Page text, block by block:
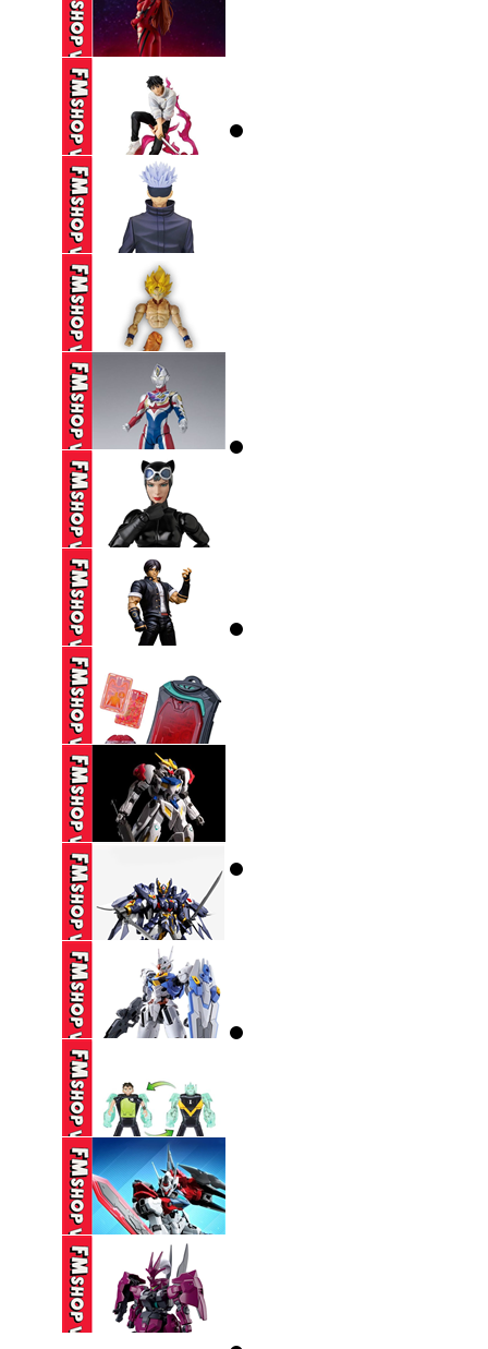
(NOBOX) POP UP
PARADE ...
590,000 VND
(NOBOX) SEGA SPM
EVANGELION ...
250,000 VND
(2ND) ICHIBAN KUJI
JUJUTSU ...
650,000 VND
(2ND) BANPRESTO
JUJUTSU KAISEN ...
390,000 VND
(THIẾU HÔNG+CHÂN,
THIẾU CHỐT ...
250,000 VND
(2ND,TRẦY) SHF
ULTRAMAN DECKER
...
(2ND) MAFEX 123
CATWOMAN HUSH ...
1,650,000 VND
(CÓ TT) STORM
COLLECTIBLES TKOF
...
650,000 VND
DX ZEZTZ LICENSE
350,000 VND
(NOBOX-THIẾU PART-
SƠN LẠI) HG ...
270,000 VND
(NOBOX THIẾU PK
TAY) SEMBO ...
160,000 VND
(NOBOX) HG 1/144
GUNDAM AERIAL ...
330,000 VND
(NOBOX) PLAYMATES
BEN 10 ...
350,000 VND
(NOBOX) SEMBO
BLOCK HEAVENLY ...